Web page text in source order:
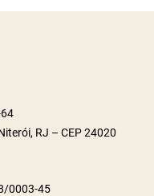
RJ – CEP 24020
0003-45